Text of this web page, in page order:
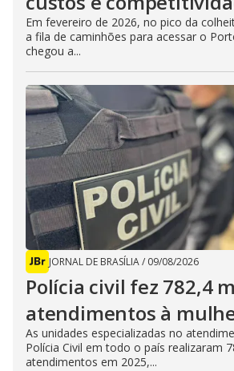
Em fevereiro de 2026, no pico da
a fila de caminhões para acessar o
chegou a...
JORNAL DE BRASÍLIA/ 09/08/2026
Polícia civil fez 782,4
atendimentos à
As unidades especializadas no
Polícia Civil em todo o país realizaram
atendimentos em 2025,...